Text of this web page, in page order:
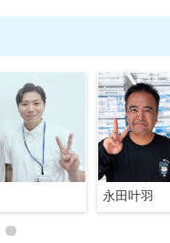
永田叶羽